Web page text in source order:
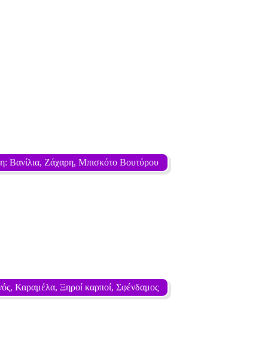
Βανίλια, Ζάχαρη, Μπισκότο Βουτύρου
Καραμέλα, Ξηροί καρποί, Σφένδαμος